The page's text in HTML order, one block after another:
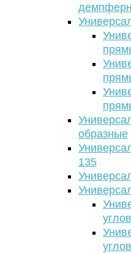
образные
135